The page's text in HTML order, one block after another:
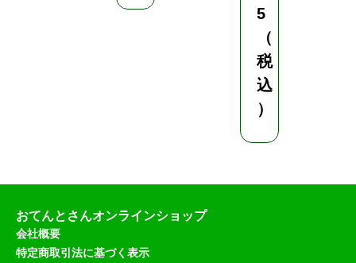
5
（
税
込
）
おてんとさんオンラインショップ
会社概要
特定商取引法に基づく表示